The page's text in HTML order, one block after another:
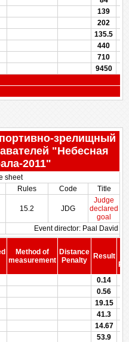
139
202
135.5
440
710
9450
зрелищный
"Небесная
2011"
sheet
Rules Code Title
15.2 JDG
Judge
declared
goal
Event director: Paal David
Method of
measurement
Distance
Penalty
Result
0.14
0.56
19.15
41.3
14.67
53.9